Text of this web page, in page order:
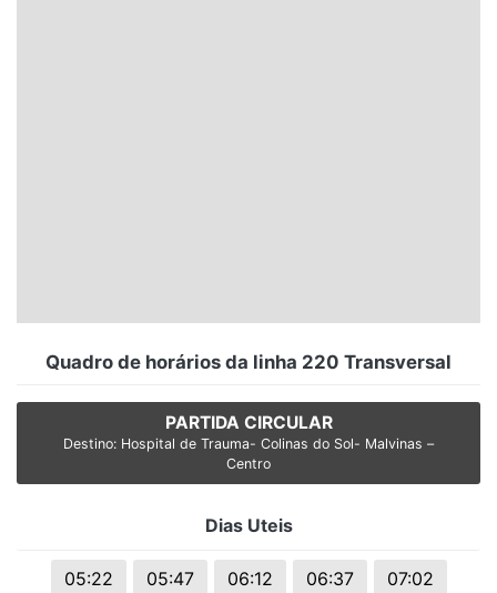
Quadro de horários da linha 220 Transversal
PARTIDA CIRCULAR
Destino: Hospital de Trauma- Colinas do Sol- Malvinas –
Centro
Dias Uteis
05:22 05:47 06:12 06:37
07:02